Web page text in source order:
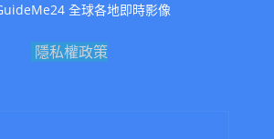
全球各地即時影像
隱私權政策